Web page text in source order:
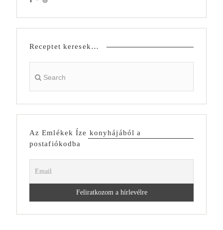
Receptet keresek…
Az Emlékek Íze konyhájából a
postafiókodba